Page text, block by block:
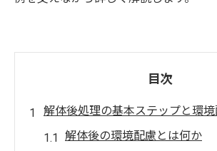
目次
解体後処理の基本ステップと環
解体後の環境配慮とは何か